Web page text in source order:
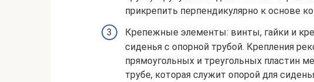
прикрепить перпендикулярно к основе
Крепежные элементы: винты, гайки и
сиденья с опорной трубой. Крепления
прямоугольных и треугольных пластин
трубе, которая служит опорой для